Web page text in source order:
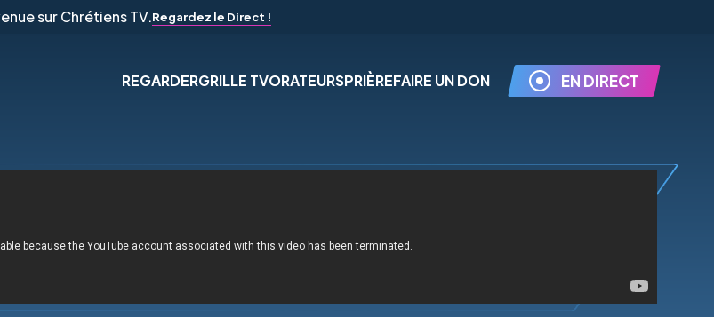
sur Chrétiens TV.Regardez le Direct !
REGARDERGRILLE TVORATEURSPRIÈREFAIRE UN DON EN DIRECT